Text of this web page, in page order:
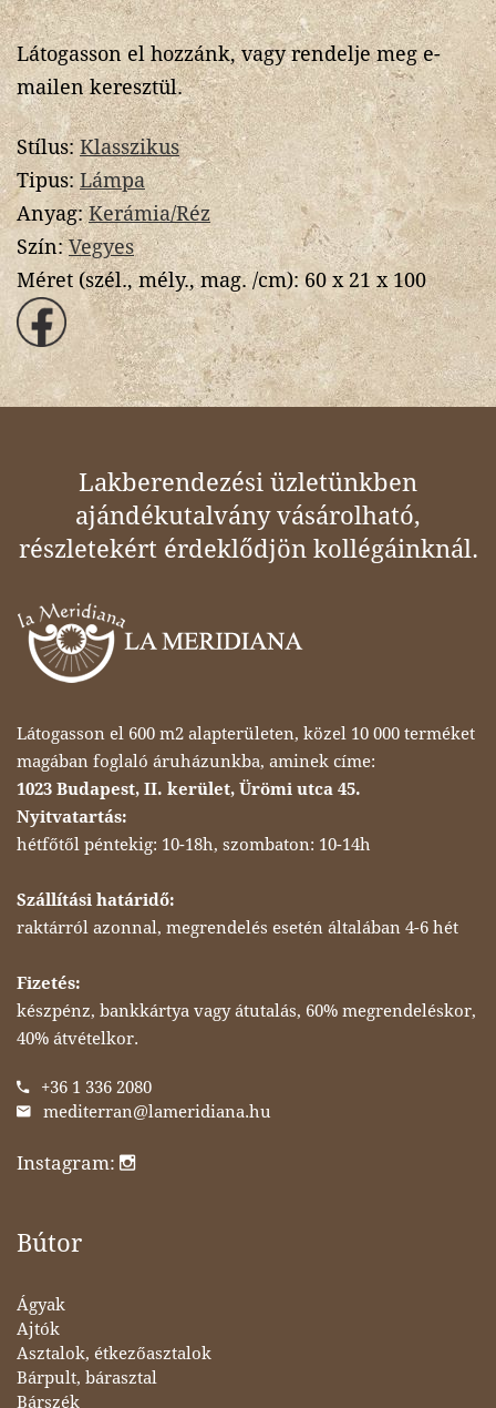
Látogasson el hozzánk, vagy rendelje meg e-
mailen keresztül.
Stílus:Klasszikus
Tipus: Lámpa
Anyag:Kerámia/Réz
Szín:Vegyes
Méret (szél., mély., mag. /cm):60 x 21 x 100
Lakberendezési üzletünkben
ajándékutalvány vásárolható,
részletekért érdeklődjön kollégáinknál.
Látogasson el 600 m2 alapterületen, közel 10 000 terméket
magában foglaló áruházunkba, aminek címe:
1023 Budapest, II. kerület, Ürömi utca 45.
Nyitvatartás:
hétfőtől péntekig: 10-18h, szombaton: 10-14h
Szállítási határidő:
raktárról azonnal, megrendelés esetén általában 4-6 hét
Fizetés:
készpénz, bankkártya vagy átutalás, 60% megrendeléskor,
40% átvételkor.
+36 1 336 2080
mediterran@lameridiana.hu
Instagram:
Bútor
Ágyak
Ajtók
Asztalok, étkezőasztalok
Bárpult, bárasztal
Bárszék